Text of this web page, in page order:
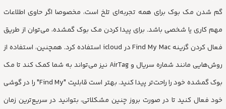
گم شدن مک بوک برای همه تجربه‌ای تلخ است، مخصوصا اگر حاوی اطلاعات
مهم کاری یا شخصی باشد. برای پیدا کردن مک بوک گمشده، می‌توان از طریق
فعال کردن گزینه Find My Mac در icloud استفاده کرد. همچنین، استفاده از
روش‌هایی مانند شماره سریال و AirTag نیز می‌تواند به شما کمک کند تا مک
بوک گمشده خود را راحت‌تر پیدا کنید. بهتر است قابلیت "Find My" را در گوشی
خود فعال کنید تا در صورت بروز چنین مشکلاتی، بتوانید در سریع‌ترین زمان